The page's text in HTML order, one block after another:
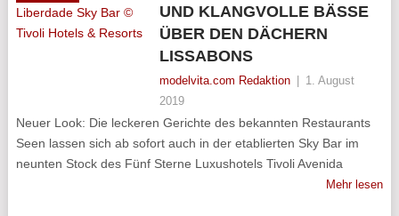
UND KLANGVOLLE BÄSSE
ÜBER DEN DÄCHERN
LISSABONS
modelvita.com Redaktion
1. August
2019
Neuer Look: Die leckeren Gerichte des bekannten Restaurants
Seen lassen sich ab sofort auch in der etablierten Sky Bar im
neunten Stock des Fünf Sterne Luxushotels Tivoli Avenida
Mehr lesen